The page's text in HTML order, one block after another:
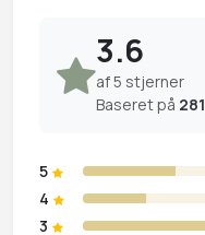
3.6
af 5 stjerner
Baseret på 281
5
4
3